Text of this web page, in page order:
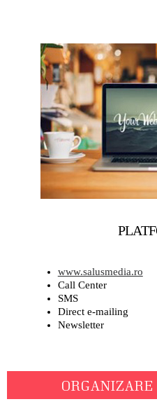
www.salusmedia.ro
Call Center
SMS
Direct e-mailing
Newsletter